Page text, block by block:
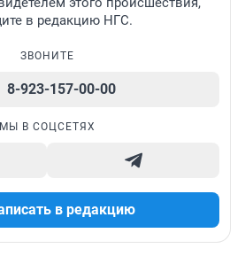
в редакцию НГС.
ЗВОНИТЕ
8-923-157-00-00
МЫ В СОЦСЕТЯХ
в редакцию